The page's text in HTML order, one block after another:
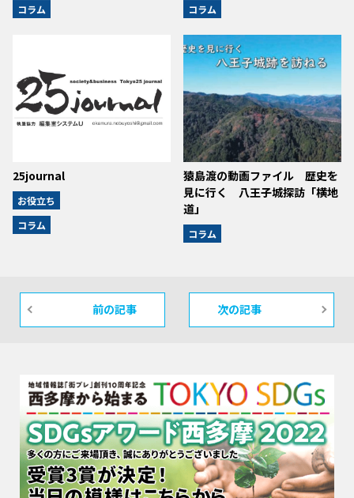
コラム コラム
25journal
お役立ち
コラム
猿島渡の動画ファイル 歴史を
見に行く 八王子城探訪「横地
道」
コラム
前の記事 次の記事